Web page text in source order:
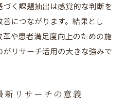
をリサーチで見える化
示すキャンセル率対策
解く歯科リサーチの活用
づく課題抽出は感覚的な判断を
につながります。結果とし
や患者満足度向上のための施
リサーチ活用の大きな強みで
新リサーチの意義